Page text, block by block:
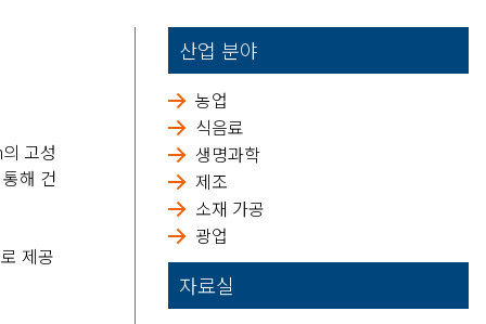
고성
해 건
제공
산업 분야
농업
식음료
생명과학
제조
소재 가공
광업
자료실